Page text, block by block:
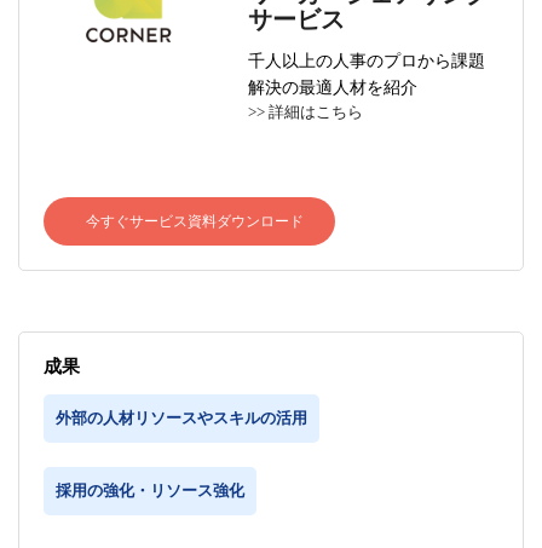
サービス
千人以上の人事のプロから課題
解決の最適人材を紹介
>> 詳細はこちら
今すぐサービス資料ダウンロード
成果
外部の人材リソースやスキルの活用
採用の強化・リソース強化